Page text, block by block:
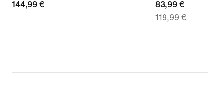
144,99 €
144,99 €
current
price
119,99 €
83,99 €
119,99 €